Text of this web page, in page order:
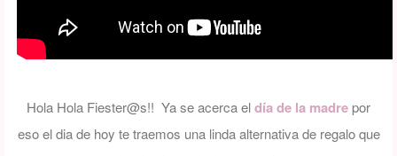
Hola Hola Fiester@s!! Ya se acerca eldía de la madrepor
eso el dia de hoy te traemos una linda alternativa de regalo que